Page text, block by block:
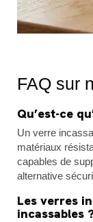
FAQ sur
Qu’est-ce
Un verre
matériaux
capables de
alternative
Les verres
incassables ?